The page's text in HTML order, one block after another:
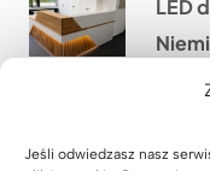
Jeśli odwiedzasz nasz
LED
24
Jak